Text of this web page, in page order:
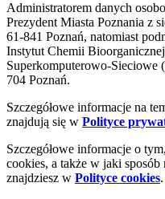
Administratorem danych
Prezydent Miasta Poznania z
61-841 Poznań, natomiast
Instytut Chemii
Superkomputerowo-Sieciowe
704 Poznań.
Szczegółowe informacje na
znajdują się w Polityce
Szczegółowe informacje o
cookies, a także w jaki
znajdziesz w Polityce cookies.